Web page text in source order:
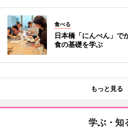
食べる
日本橋「にんべん」
食の基礎を学ぶ
もっと見る
学ぶ・知